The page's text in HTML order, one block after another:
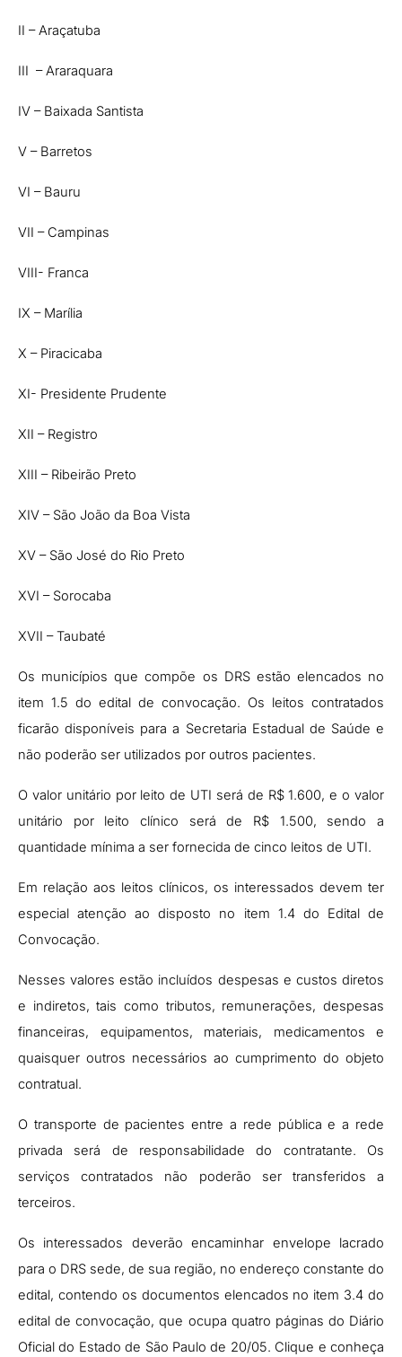
II – Araçatuba
III – Araraquara
IV – Baixada Santista
V – Barretos
VI – Bauru
VII – Campinas
VIII- Franca
IX – Marília
X – Piracicaba
XI- Presidente Prudente
XII – Registro
XIII – Ribeirão Preto
XIV – São João da Boa Vista
XV – São José do Rio Preto
XVI – Sorocaba
XVII – Taubaté
Os municípios que compõe os DRS estão elencados no
item 1.5 do edital de convocação. Os leitos contratados
ficarão disponíveis para a Secretaria Estadual de Saúde e
não poderão ser utilizados por outros pacientes.
O valor unitário por leito de UTI será de R$ 1.600, e o valor
unitário por leito clínico será de R$ 1.500, sendo a
quantidade mínima a ser fornecida de cinco leitos de UTI.
Em relação aos leitos clínicos, os interessados devem ter
especial atenção ao disposto no item 1.4 do Edital de
Convocação.
Nesses valores estão incluídos despesas e custos diretos
e indiretos, tais como tributos, remunerações, despesas
financeiras, equipamentos, materiais, medicamentos e
quaisquer outros necessários ao cumprimento do objeto
contratual.
O transporte de pacientes entre a rede pública e a rede
privada será de responsabilidade do contratante. Os
serviços contratados não poderão ser transferidos a
terceiros.
Os interessados deverão encaminhar envelope lacrado
para o DRS sede, de sua região, no endereço constante do
edital, contendo os documentos elencados no item 3.4 do
edital de convocação, que ocupa quatro páginas do Diário
Oficial do Estado de São Paulo de 20/05. Clique e conheça